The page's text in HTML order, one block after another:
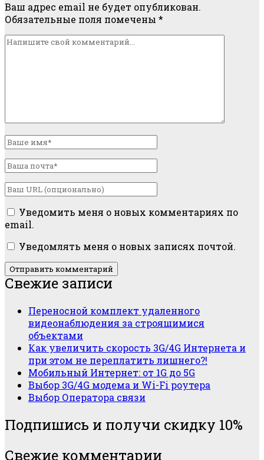
Ваш адрес email не будет опубликован.
Обязательные поля помечены *
Ваш
Ваше
имя
Ваша
почта
Ваш
сайт
Уведомить меня о новых комментариях по
email.
Уведомлять меня о новых записях почтой.
Главная
колонка
Свежие записи
Переносной комплект удаленного
видеонаблюдения за строящимися
объектами
Как увеличить скорость 3G/4G Интернета и
при этом не переплатить лишнего?!
Мобильный Интернет: от 1G до 5G
Выбор 3G/4G модема и Wi-Fi роутера
Выбор Оператора связи
Подпишись и получи скидку 10%
Свежие комментарии